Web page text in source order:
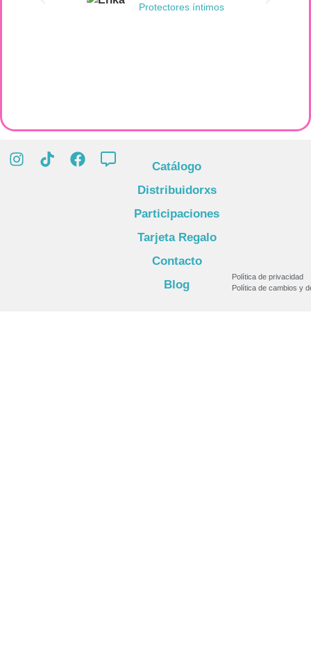
Protectores íntimos
Catálogo
Distribuidorxs
Participaciones
Tarjeta Regalo
Contacto
Blog
Política de privacidad
Política de cambios y